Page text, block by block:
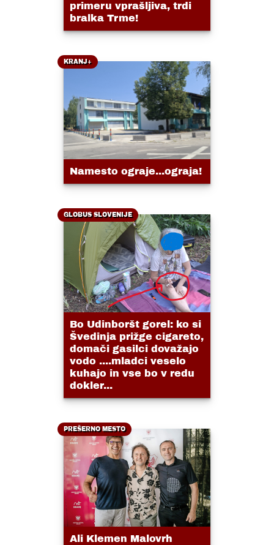
primeru vprašljiva, trdi
bralka Trme!
KRANJ+
Namesto ograje...ograja!
GLOBUS SLOVENIJE
Bo Udinboršt gorel: ko si
Švedinja prižge cigareto,
domači gasilci dovažajo
vodo ....mladci veselo
kuhajo in vse bo v redu
dokler...
PREŠERNO MESTO
Ali Klemen Malovrh